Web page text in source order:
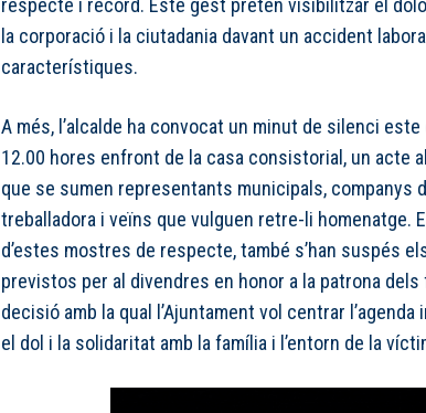
respecte i record. Este gest pretén visibilitzar el
la corporació i la ciutadania davant un accident
característiques.
A més, l’alcalde ha convocat un minut de silenci
12.00 hores enfront de la casa consistorial, un acte
que se sumen representants municipals, companys
treballadora i veïns que vulguen retre-li homenatge.
d’estes mostres de respecte, també s’han suspés
previstos per al divendres en honor a la patrona
decisió amb la qual l’Ajuntament vol centrar
el dol i la solidaritat amb la família i l’entorn de la